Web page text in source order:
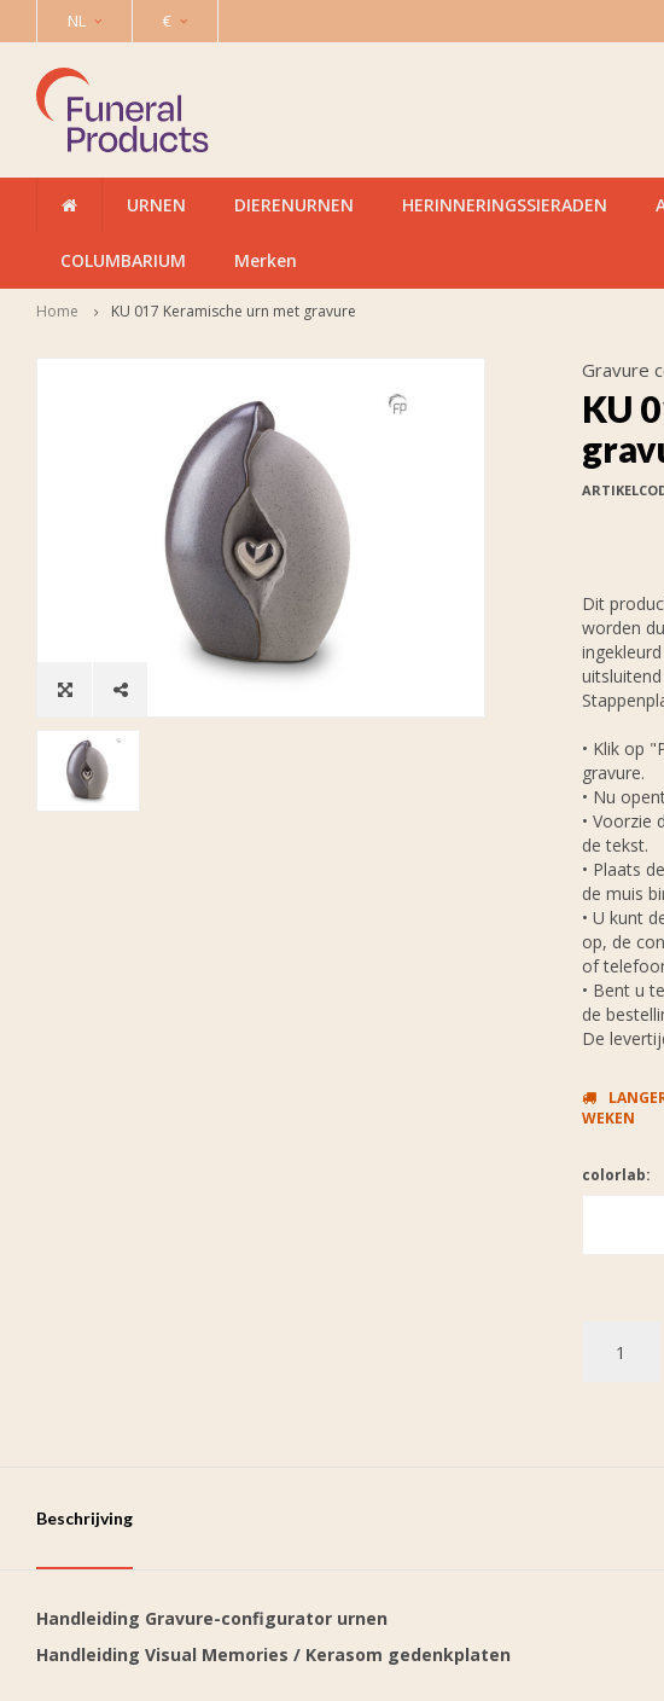
NL €
URNEN DIERENURNEN HERINNERINGSSIERADEN
COLUMBARIUM Merken
Home KU 017 Keramische urn met gravure
Gravure
KU
Dit
worden
• Klik op
gravure.
• Nu
• Voorzie
de tekst.
• Plaats
de muis
• U kunt
op, de
of
• Bent u
de
De
WEKEN
colorlab:
Beschrijving
Handleiding Gravure-configurator urnen
Handleiding Visual Memories / Kerasom gedenkplaten